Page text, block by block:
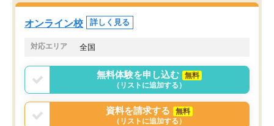
オンライン校 詳しく見る
対応エリア 全国
無料体験を申し込む
無料
（リストに追加する）
資料を請求する
無料
（リストに追加する）